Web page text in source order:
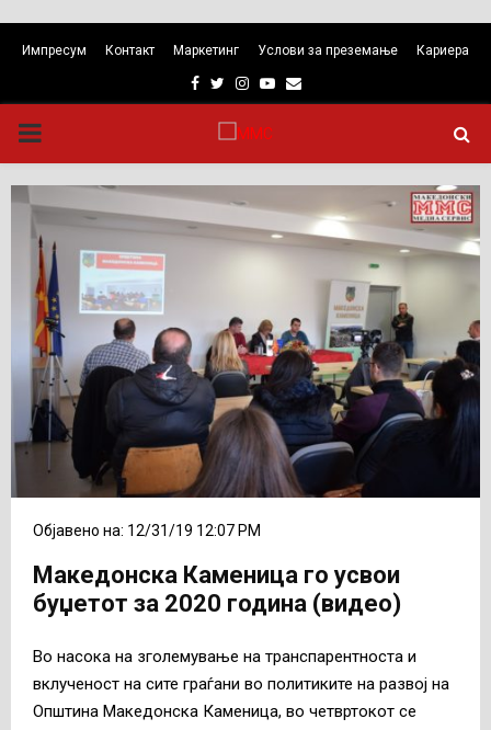
Импресум Контакт Маркетинг Услови за преземање Кариера
Facebook
TwitterInstagram
Youtube
Email
PRIMARY
MENU
Објавено на: 12/31/19 12:07 PM
Македонска Каменица го усвои
буџетот за 2020 година (видео)
Во насока на зголемување на транспарентноста и
вклученост на сите граѓани во политиките на развој на
Општина Македонска Каменица, во четвртокот се